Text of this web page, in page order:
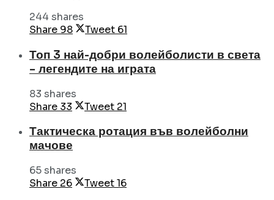
244 shares
Share 98 Tweet 61
Топ 3 най-добри волейболисти в света
– легендите на играта
83 shares
Share 33 Tweet 21
Тактическа ротация във волейболни
мачове
65 shares
Share 26 Tweet16